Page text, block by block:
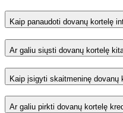
Kaip panaudoti dovanų kortelę
Ar galiu siųsti dovanų kortelę
Kaip įsigyti skaitmeninę dovanų
Ar galiu pirkti dovanų kortelę